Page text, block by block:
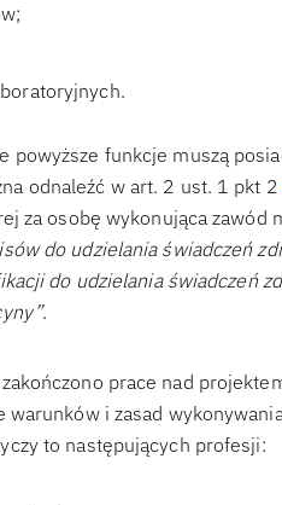
powyższe funkcje muszą
odnaleźć w art. 2 ust. 1 pkt 2
za osobę wykonująca zawód
do udzielania świadczeń
do udzielania świadczeń
.
prace nad
warunków i zasad
to następujących profesji: